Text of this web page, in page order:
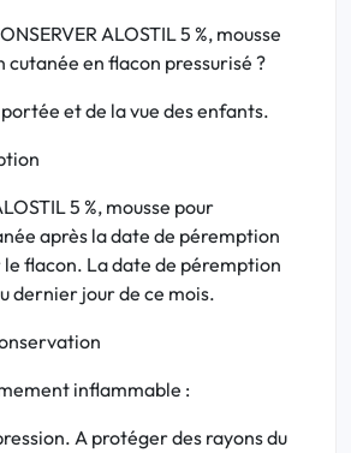
ALOSTIL 5 %, mousse
en flacon pressurisé ?
et de la vue des enfants.
5 %, mousse pour
après la date de péremption
flacon. La date de péremption
dernier jour de ce mois.
inflammable :
A protéger des rayons du